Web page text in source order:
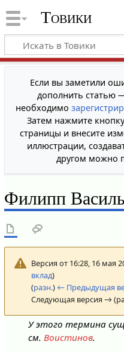
Товики
Если вы заметили
дополнить статью
необходимо
Затем нажмите
страницы и внесите
иллюстрации,
другом можно
Филипп
Версия от 16:28, 16 мая
вклад)
(разн.) ← Предыдущая
Следующая версия →
У этого термина
см. Воистинов.